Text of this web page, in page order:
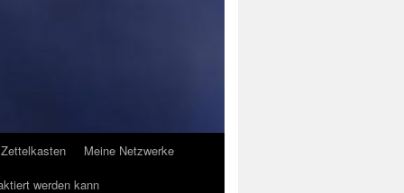
Meine Netzwerke
werden kann